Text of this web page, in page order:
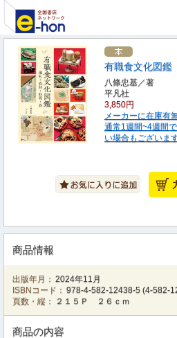
有職食文化図
八條忠基／著
平凡社
3,850円
メーカーに在庫有
通常1週間~4週間
い場合もございま
商品情報
出版年月： 2024年11月
ISBNコード： 978-4-582-12438-5 (4-582-
頁数・縦：
２１５Ｐ ２６ｃｍ
商品の内容